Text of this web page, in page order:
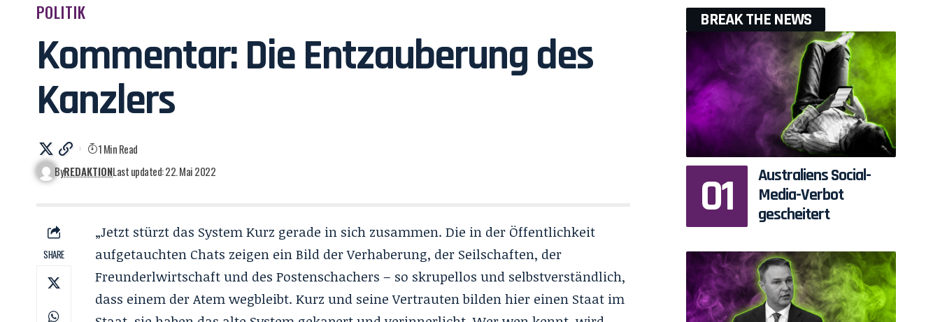
POLITIK
Kommentar: Die Entzauberung des
Kanzlers
ByREDAKTIONLast updated: 22. Mai 2022
1 Min Read
SHARE
„Jetzt stürzt das System Kurz gerade in sich zusammen. Die in der Öffentlichkeit
aufgetauchten Chats zeigen ein Bild der Verhaberung, der Seilschaften, der
Freunderlwirtschaft und des Postenschachers – so skrupellos und selbstverständlich,
dass einem der Atem wegbleibt. Kurz und seine Vertrauten bilden hier einen Staat im
BREAK THE NEWS
Australiens Social-
Media-Verbot
gescheitert